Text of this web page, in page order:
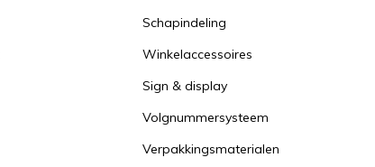
Schapindeling
Winkelaccessoires
Sign & display
Volgnummersysteem
Verpakkingsmaterialen